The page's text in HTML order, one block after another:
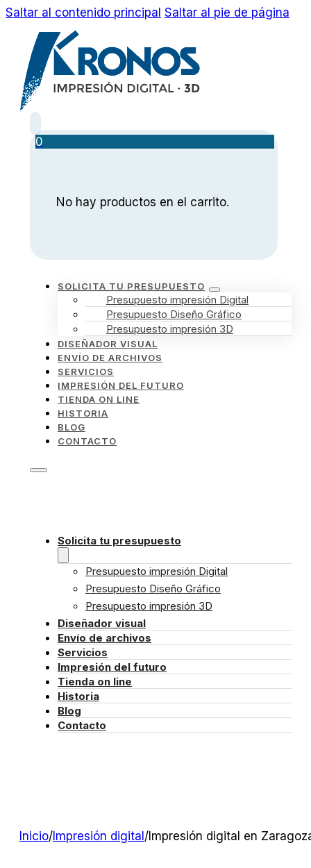
Saltar al contenido principal Saltar al pie de página
0
No hay productos en el carrito.
SOLICITA TU PRESUPUESTO
Presupuesto impresión Digital
Presupuesto Diseño Gráfico
Presupuesto impresión 3D
DISEÑADOR VISUAL
ENVÍO DE ARCHIVOS
SERVICIOS
IMPRESIÓN DEL FUTURO
TIENDA ON LINE
HISTORIA
BLOG
CONTACTO
Solicita tu presupuesto
Presupuesto impresión Digital
Presupuesto Diseño Gráfico
Presupuesto impresión 3D
Diseñador visual
Envío de archivos
Servicios
Impresión del futuro
Tienda on line
Historia
Blog
Contacto
Inicio/ Impresión digital / Impresión digital en